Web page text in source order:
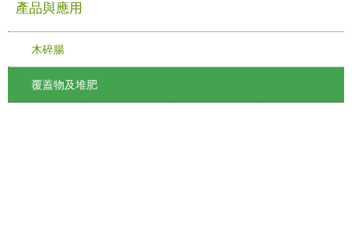
產品與應用
木碎腸
覆蓋物及堆肥